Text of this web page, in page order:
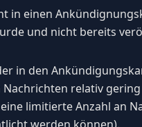
in einen
und nicht bereits
in den
Nachrichten relativ
limitierte Anzahl an